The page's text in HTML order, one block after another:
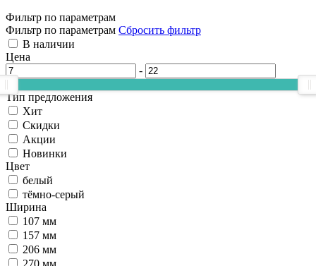
Фильтр по параметрам
Фильтр по параметрам Сбросить фильтр
В наличии
Цена
-
Тип предложения
Хит
Скидки
Акции
Новинки
Цвет
белый
тёмно-серый
Ширина
107 мм
157 мм
206 мм
270 мм